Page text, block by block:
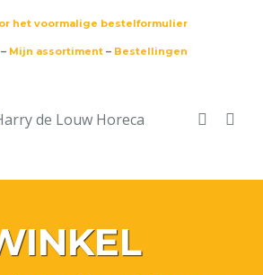
het voormalige bestelformulier
– Mijn assortiment– Bestellingen